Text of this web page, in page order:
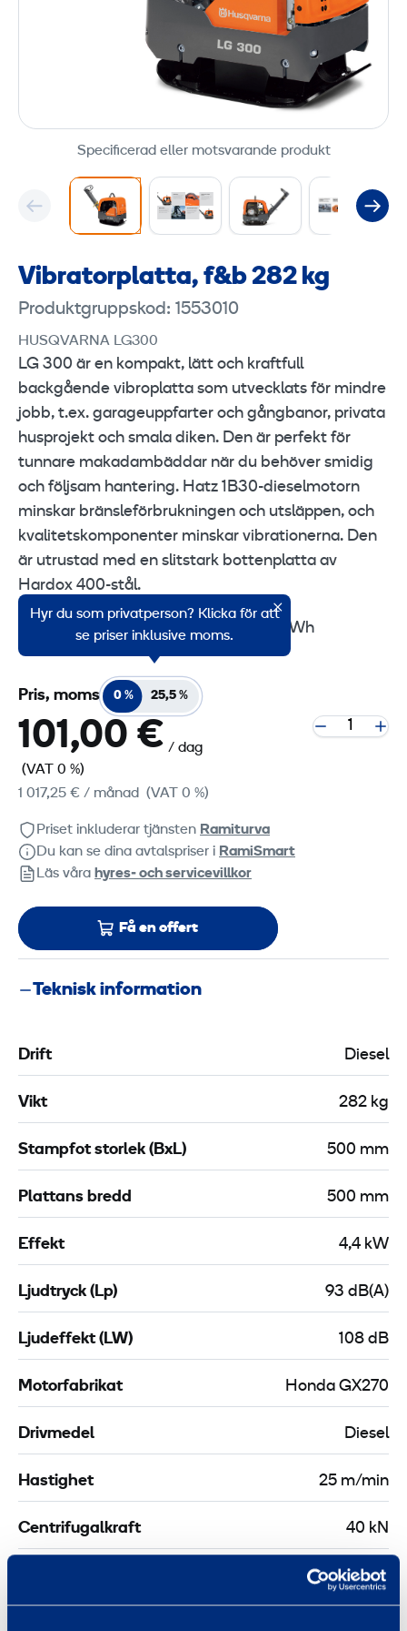
Specificerad eller motsvarande produkt
Vibratorplatta, f&b 282 kg
Produktgruppskod: 1553010
HUSQVARNA LG300
LG 300 är en kompakt, lätt och kraftfull
backgående vibroplatta som utvecklats för mindre
jobb, t.ex. garageuppfarter och gångbanor, privata
husprojekt och smala diken. Den är perfekt för
tunnare makadambäddar när du behöver smidig
och följsam hantering. Hatz 1B30-dieselmotorn
minskar bränsleförbrukningen och utsläppen, och
kvalitetskomponenter minskar vibrationerna. Den
är utrustad med en slitstark bottenplatta av
Hardox 400-stål.
Avgasutsläpp (CO2 EU V): 986,79 g/kWh
Hyr du som privatperson? Klicka för att
se priser inklusive moms.
Pris, moms 0 % 25,5 %
101,00 € / dag
(VAT 0 %)
1 017,25 € / månad (VAT 0 %)
Priset inkluderar tjänsten Ramiturva
Du kan se dina avtalspriser i RamiSmart
Läs våra hyres‑ och servicevillkor
Få en offert
Teknisk information
Drift Diesel
Vikt 282 kg
Stampfot storlek (BxL) 500 mm
Plattans bredd 500 mm
Effekt 4,4 kW
Ljudtryck (Lp) 93 dB(A)
Ljudeffekt (LW) 108 dB
Motorfabrikat Honda GX270
Drivmedel Diesel
Hastighet 25 m/min
Centrifugalkraft 40 kN
0,84 m